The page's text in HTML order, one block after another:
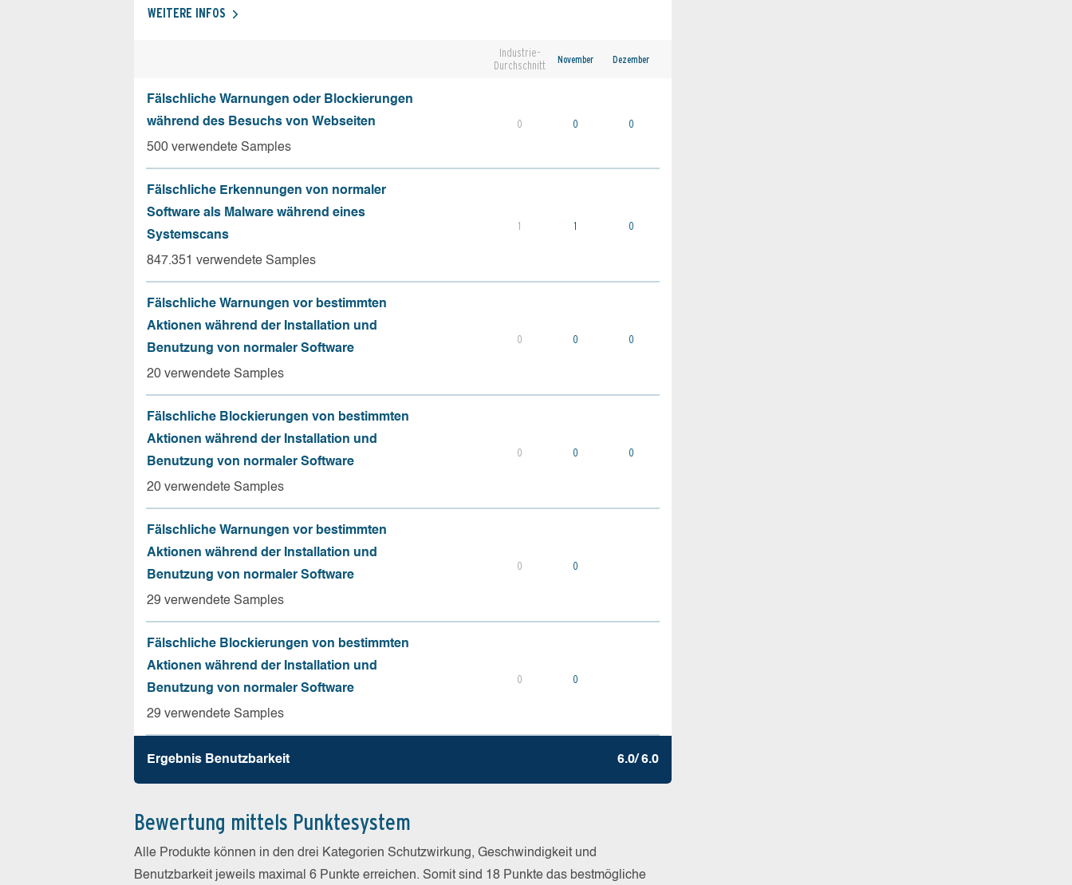
WEITERE INFOS
Industrie-
Durchschnitt
November Dezember
Fälschliche Warnungen oder Blockierungen
während des Besuchs von Webseiten
500 verwendete Samples
0 0 0
Fälschliche Erkennungen von normaler
Software als Malware während eines
Systemscans
847.351 verwendete Samples
1 1 0
Fälschliche Warnungen vor bestimmten
Aktionen während der Installation und
Benutzung von normaler Software
20 verwendete Samples
0 0 0
Fälschliche Blockierungen von bestimmten
Aktionen während der Installation und
Benutzung von normaler Software
20 verwendete Samples
0 0 0
Fälschliche Warnungen vor bestimmten
Aktionen während der Installation und
Benutzung von normaler Software
29 verwendete Samples
0 0
Fälschliche Blockierungen von bestimmten
Aktionen während der Installation und
Benutzung von normaler Software
29 verwendete Samples
0 0
Ergebnis Benutz­barkeit 6.0/ 6.0
Bewertung mittels Punktesystem
Alle Produkte können in den drei Kategorien Schutzwirkung, Geschwindigkeit und
Benutzbarkeit jeweils maximal 6 Punkte erreichen. Somit sind 18 Punkte das bestmögliche